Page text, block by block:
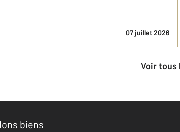
07 juillet 2026
Voir
biens